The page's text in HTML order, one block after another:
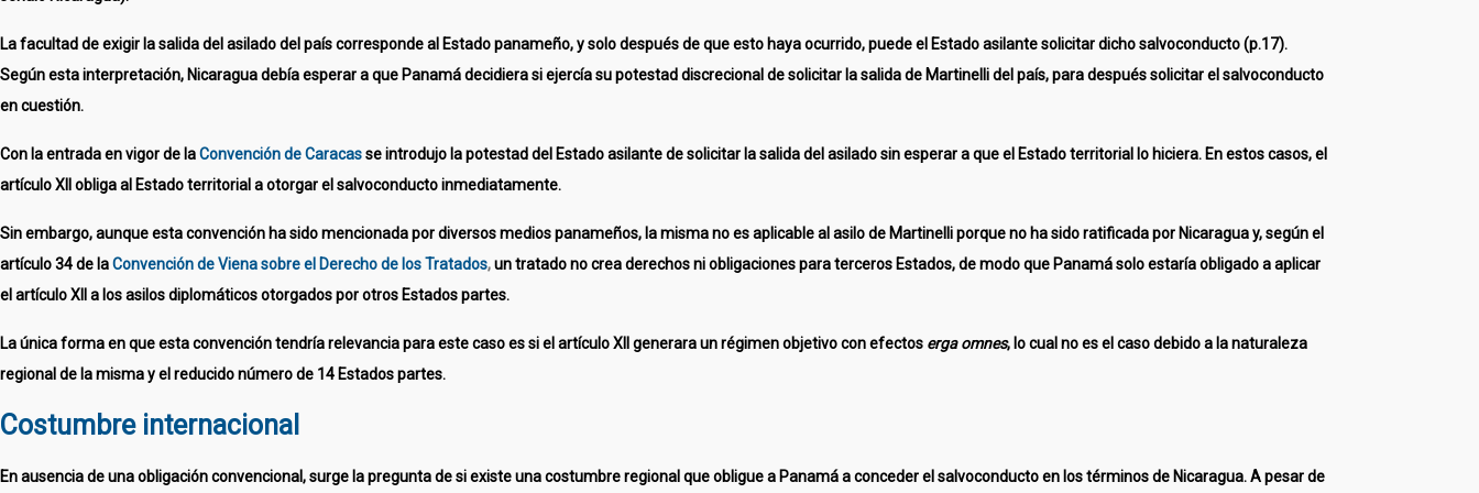
La facultad de exigir la salida del asilado del país corresponde al Estado panameño, y solo después de que esto haya ocurrido, puede el Estado asilante solicitar dicho salvoconducto (p.17).
Según esta interpretación, Nicaragua debía esperar a que Panamá decidiera si ejercía su potestad discrecional de solicitar la salida de Martinelli del país, para después solicitar el salvoconducto
en cuestión.
Con la entrada en vigor de laConvención de Caracasse introdujo la potestad del Estado asilante de solicitar la salida del asilado sin esperar a que el Estado territorial lo hiciera. En estos casos, el
artículo XII obliga al Estado territorial a otorgar el salvoconducto inmediatamente.
Sin embargo, aunque esta convención ha sido mencionada por diversos medios panameños, la misma no es aplicable al asilo de Martinelli porque no ha sido ratificada por Nicaragua y, según el
artículo 34 de laConvención de Viena sobre el Derecho de los Tratados,un tratado no crea derechos ni obligaciones para terceros Estados, de modo que Panamá solo estaría obligado a aplicar
el artículo XII a los asilos diplomáticos otorgados por otros Estados partes.
La única forma en que esta convención tendría relevancia para este caso es si el artículo XII generara un régimen objetivo con efectos erga omnes, lo cual no es el caso debido a la naturaleza
regional de la misma y el reducido número de 14 Estados partes.
Costumbre internacional
En ausencia de una obligación convencional, surge la pregunta de si existe una costumbre regional que obligue a Panamá a conceder el salvoconducto en los términos de Nicaragua. A pesar de